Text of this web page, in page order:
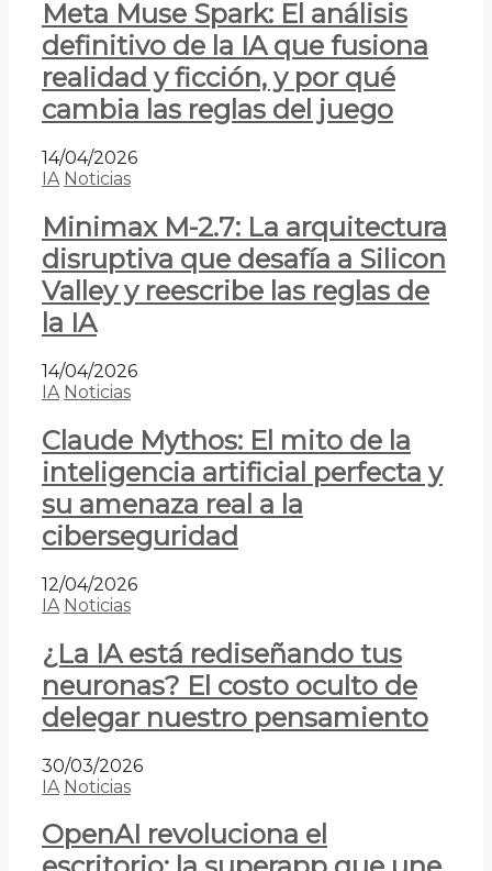
Meta Muse Spark: El análisis
definitivo de la IA que fusiona
realidad y ficción, y por qué
cambia las reglas del juego
14/04/2026
IA Noticias
Minimax M-2.7: La arquitectura
disruptiva que desafía a Silicon
Valley y reescribe las reglas de
la IA
14/04/2026
IA Noticias
Claude Mythos: El mito de la
inteligencia artificial perfecta y
su amenaza real a la
ciberseguridad
12/04/2026
IA Noticias
¿La IA está rediseñando tus
neuronas? El costo oculto de
delegar nuestro pensamiento
30/03/2026
IA Noticias
OpenAI revoluciona el